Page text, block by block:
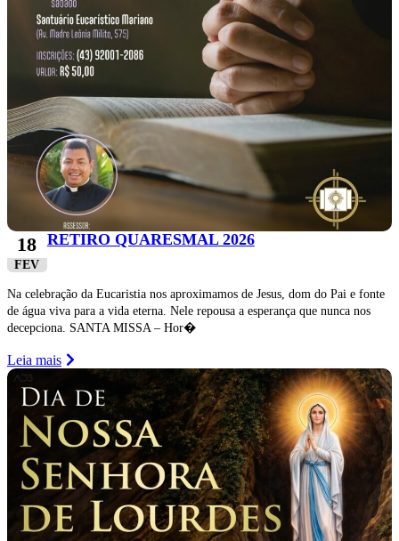
18
FEV
RETIRO QUARESMAL 2026
Na celebração da Eucaristia nos aproximamos de Jesus, dom do Pai e fonte
de água viva para a vida eterna. Nele repousa a esperança que nunca nos
decepciona. SANTA MISSA – Hor�
Leia mais